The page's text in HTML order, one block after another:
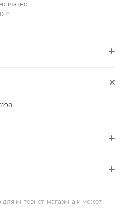
₽
для интернет-магазина и может